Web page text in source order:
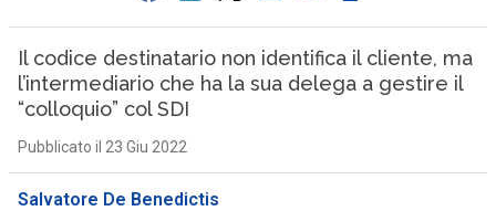
Il codice destinatario non identifica il cliente, ma
l’intermediario che ha la sua delega a gestire il
“colloquio” col SDI
Pubblicato il 23 Giu 2022
Salvatore De Benedictis